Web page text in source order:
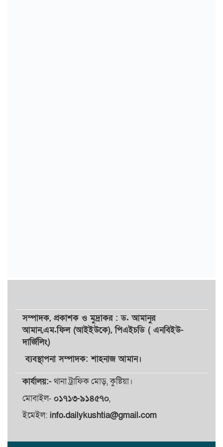
সম্পাদক, প্রকাশকওমুদ্রাকর: ড. আমানুর
আমান,এম.ফিল (আইইউকে), পিএইচডি ( এনবিইউ-
দার্জিলিং)
ব্যবস্থাপনা সম্পাদক: শাহনাজ আমান।
কার্যালয়:-থানা ট্রাফিক মোড়, কুষ্টিয়া।
মোবাইল- ০১৭১৩-৯১৪৫৭০,
ইমেইল: info.dailykushtia@gmail.com